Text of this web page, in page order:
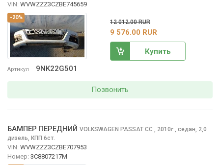
-20%
Артикул 9NK22G501
VIN: WVWZZZ3CZBE745659
12 012.00 RUR
9 576.00 RUR
Купить
Позвонить
БАМПЕР ПЕРЕДНИЙ VOLKSWAGEN PASSAT CC , 2010г.
седан, 2,0
дизель, КПП 6ст.
VIN: WVWZZZ3CZBE707953
Номер: 3C8807217M